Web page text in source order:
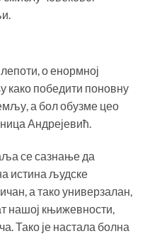
о енормној
како победити поновну
а бол обузме цео
Андрејевић.
се сазнање да
истина људске
а тако универзалан,
нашој књижевности,
Тако је настала болна